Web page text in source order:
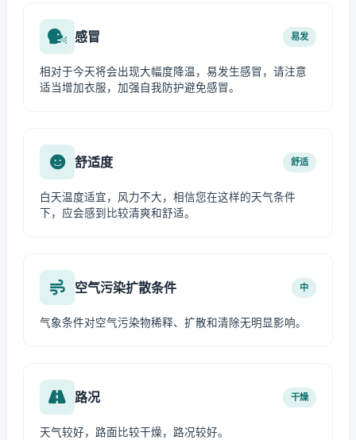
感冒 易发
相对于今天将会出现大幅度降温，易发生感冒，请注意
适当增加衣服，加强自我防护避免感冒。
舒适度 舒适
白天温度适宜，风力不大，相信您在这样的天气条件
下，应会感到比较清爽和舒适。
空气污染扩散条件 中
气象条件对空气污染物稀释、扩散和清除无明显影响。
路况 干燥
天气较好，路面比较干燥，路况较好。